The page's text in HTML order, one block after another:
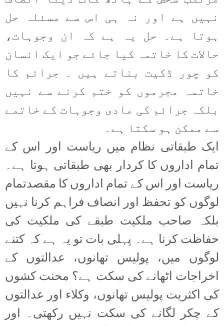
نہیں ہے اور نہ ہی اس سے مسئلہ حل
ہوتا ہے۔ حل یہ ہے کہ ان وجوہات،
حالات کا خاتمہ کیا جائے جو ایک انسان
کو چور ڈکیت بناتے ہیں ۔ جرائم کا
خاتمہ مجرموں کو ختم کرنے سے نہیں
بلکہ جرائم کی مادی وجوہات کے خاتمے
سے ممکن ہو سکتا ہے۔
ایک طبقاتی نظام میں ریاست اور اس کے
تمام اداروں کا کردار بھی طبقاتی ہوتا ہے۔
ریاست اور اس کے تمام اداروں کا مقصدتمام
لوگوں کو تحفظ اور انصاف فراہم کرنا نہیں
بلکہ صاحب ملکیت طبقے کی ملکیت کی
حفاظت کرنا ہے۔ پہلی بات تو یہ ہے کہ کتنے
لوگوں میں، پولیس تھانوں، عدالتوں کے
اخراجات اٹھانے کی سکت ہے؟ محنت کشوں
کی اکثریت پولیس تھانوں، وکلاء اور عدالتوں
کے چکر لگانے کی سکت نہیں رکھتی۔ اور